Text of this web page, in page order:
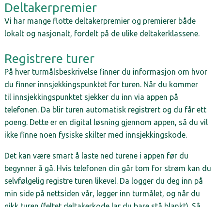
Deltakerpremier
Vi har mange flotte deltakerpremier og premierer både
lokalt og nasjonalt, fordelt på de ulike deltakerklassene.
Registrere turer
På hver turmålsbeskrivelse finner du informasjon om hvor
du finner innsjekkingspunktet for turen. Når du kommer
til innsjekkingspunktet sjekker du inn via appen på
telefonen. Da blir turen automatisk registrert og du får ett
poeng. Dette er en digital løsning gjennom appen, så du vil
ikke finne noen fysiske skilter med innsjekkingskode.
Det kan være smart å laste ned turene i appen før du
begynner å gå. Hvis telefonen din går tom for strøm kan du
selvfølgelig registre turen likevel. Da logger du deg inn på
min side på nettsiden vår, legger inn turmålet, og når du